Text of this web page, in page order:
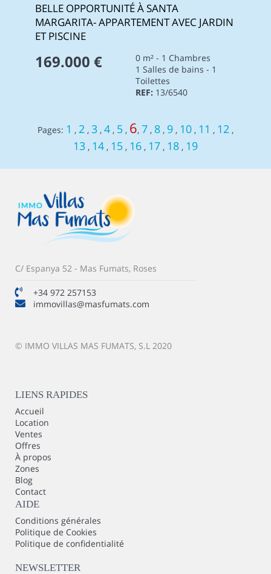
BELLE OPPORTUNITÉ À SANTA
MARGARITA- APPARTEMENT AVEC JARDIN
ET PISCINE
169.000 €
0 m² - 1 Chambres
1 Salles de bains - 1
Toilettes
REF: 13/6540
Pages: 1 , 2 , 3 , 4 , 5 , 6, 7 , 8 , 9 , 10 , 11 , 12 ,
13 , 14 , 15 , 16 , 17 , 18 , 19
C/ Espanya 52 - Mas Fumats, Roses
+34 972 257153
immovillas@masfumats.com
© IMMO VILLAS MAS FUMATS, S.L 2020
LIENS RAPIDES
Accueil
Location
Ventes
Offres
À propos
Zones
Blog
Contact
AIDE
Conditions générales
Politique de Cookies
Politique de confidentialité
NEWSLETTER